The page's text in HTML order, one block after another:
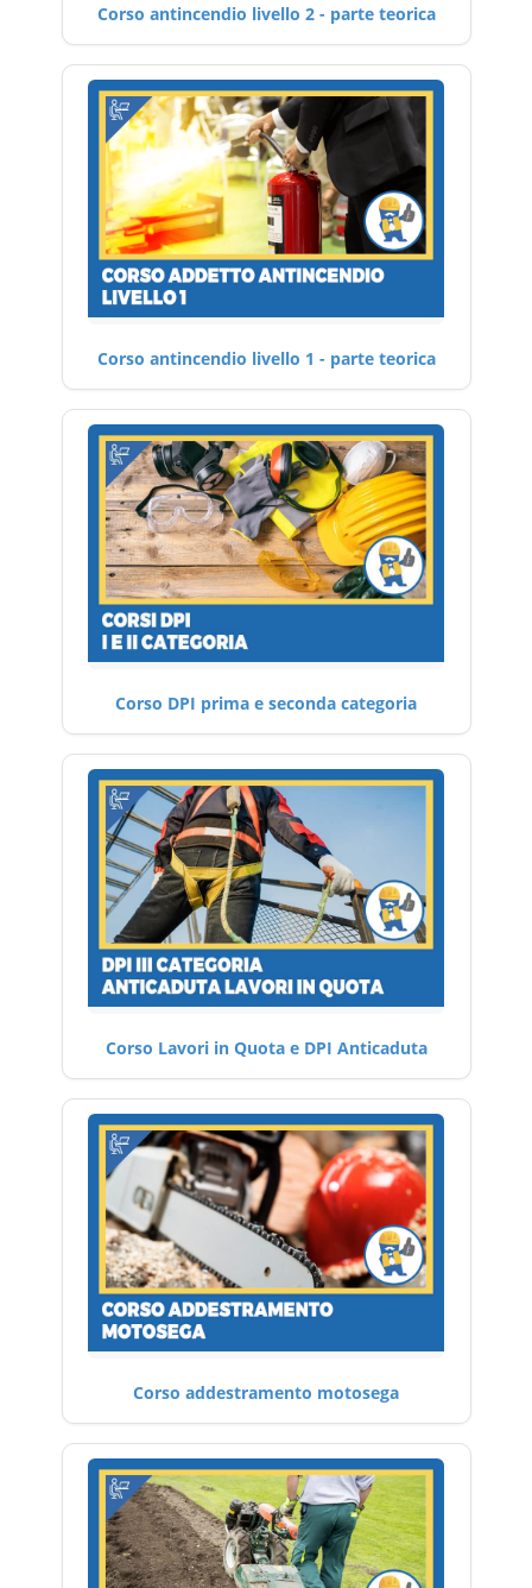
Corso antincendio livello 2 - parte teorica
Corso antincendio livello 1 - parte teorica
Corso DPI prima e seconda categoria
Corso Lavori in Quota e DPI Anticaduta
Corso addestramento motosega